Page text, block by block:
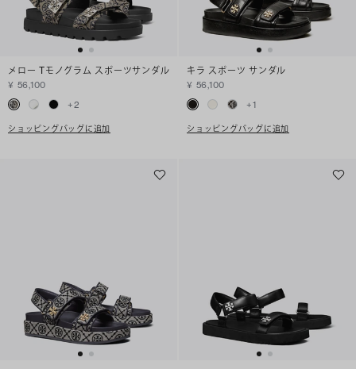
メロー Tモノグラム スポーツサンダル
¥ 56,100
+2
ショッピングバッグに追加
キラ スポーツ サンダル
¥ 56,100
+1
ショッピングバッグに追加